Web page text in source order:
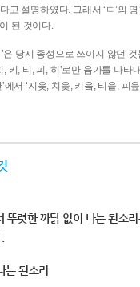
고 설명하였다. 그래서 ‘ㄷ’의 명
이 된 것이다.
’은 당시 종성으로 쓰이지 않던
, 키, 티, 피, 히’로만 음가를 나타
에서 ‘지읒, 치읓, 키읔, 티읕, 피
뚜렷한 까닭 없이 나는 된소
는 된소리